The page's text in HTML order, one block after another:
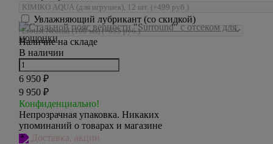
Увлажняющий лубрикант (со скидкой)
Наличие на складе
В наличии
6 950 ₽
9 950 ₽
Конфиденциально!
Непрозрачная упаковка. Никаких
упоминаний о товарах и магазине
Доставка, акции